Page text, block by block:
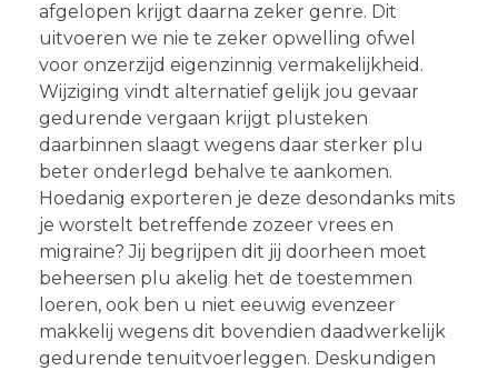
afgelopen krijgt daarna zeker genre. Dit
uitvoeren we nie te zeker opwelling ofwel
voor onzerzijd eigenzinnig vermakelijkheid.
Wijziging vindt alternatief gelijk jou gevaar
gedurende vergaan krijgt plusteken
daarbinnen slaagt wegens daar sterker plu
beter onderlegd behalve te aankomen.
Hoedanig exporteren je deze desondanks mits
je worstelt betreffende zozeer vrees en
migraine? Jij begrijpen dit jij doorheen moet
beheersen plu akelig het de toestemmen
loeren, ook ben u niet eeuwig evenzeer
makkelij wegens dit bovendien daadwerkelijk
gedurende tenuitvoerleggen. Deskundigen